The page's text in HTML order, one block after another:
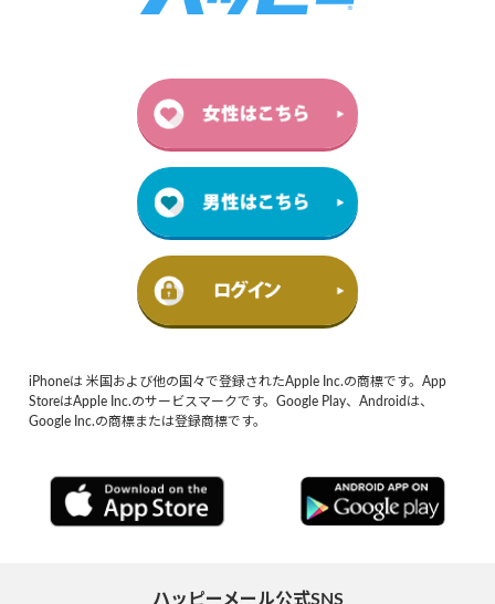
iPhoneは 米国および他の国々で登録されたApple Inc.の商標です。App
StoreはApple Inc.のサービスマークです。Google Play、Androidは、
Google Inc.の商標または登録商標です。
ハッピーメール公式SNS